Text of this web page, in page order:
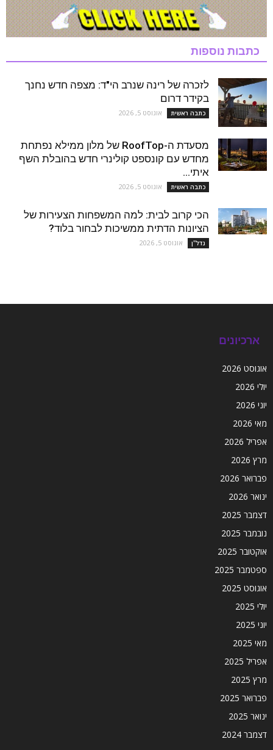
כתבות נוספות
לזכרה של רינה שנרב הי"ד: מצפה חדש נחנך
בקידר דרום
כתבה ראשית אוגוסט 5, 2026
מסעדת ה-RoofTop של מלון ממילא נפתחת
מחדש עם קונספט קולינרי חדש בהובלת השף
איתי...
כתבה ראשית אוגוסט 5, 2026
הכי קרוב לבית: למה המשפחות הצעירות של
הציונות הדתית ממשיכות לבחור בלוד?
נדל''ן אוגוסט 5, 2026
ארכיונים
אוגוסט 2026
יולי 2026
יוני 2026
מאי 2026
אפריל 2026
מרץ 2026
פברואר 2026
ינואר 2026
דצמבר 2025
נובמבר 2025
אוקטובר 2025
ספטמבר 2025
אוגוסט 2025
יולי 2025
יוני 2025
מאי 2025
אפריל 2025
מרץ 2025
פברואר 2025
ינואר 2025
דצמבר 2024